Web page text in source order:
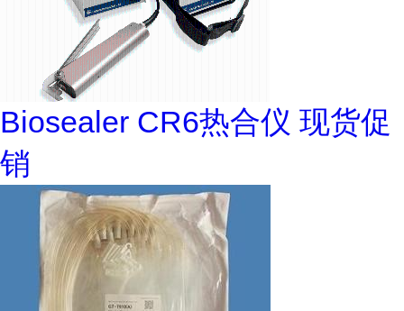
Biosealer CR6热合仪 现货促
销